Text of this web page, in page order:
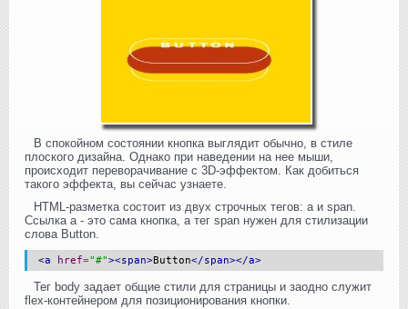
В спокойном состоянии кнопка выглядит обычно, в стиле
плоского дизайна. Однако при наведении на нее мыши,
происходит переворачивание с 3D-эффектом. Как добиться
такого эффекта, вы сейчас узнаете.
HTML-разметка состоит из двух строчных тегов: a и span.
Ссылка a - это сама кнопка, а тег span нужен для стилизации
слова Button.
<a href="#"><span>Button</span></a>
Тег body задает общие стили для страницы и заодно служит
flex-контейнером для позиционирования кнопки.